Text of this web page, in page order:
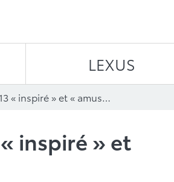
LEXUS
Le nouveau Toyota RAV4 2013 « inspiré » et « amusant » arrive à Montréal
inspiré » et